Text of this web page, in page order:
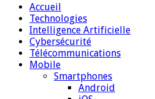
Accueil
Technologies
Intelligence Artificielle
Cybersécurité
Télécommunications
Mobile
Smartphones
Android